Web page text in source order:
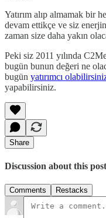
Yatırım alıp almamak bir
devam ettikçe ve siz
zaman size daha yakın
Peki siz 2011 yılında
bugün bunun değeri ne
bugün yatırımcı
yapabilirsiniz.
Share
Discussion about this post
Comments Restacks